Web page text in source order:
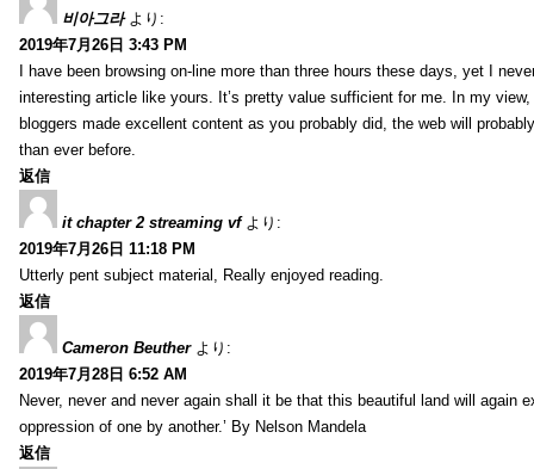
비아그라 より:
2019年7月26日 3:43 PM
I have been browsing on-line more than three hours these days, yet I
interesting article like yours. It’s pretty value sufficient for me. In my
bloggers made excellent content as you probably did, the web will
than ever before.
返信
it chapter 2 streaming vf より:
2019年7月26日 11:18 PM
Utterly pent subject material, Really enjoyed reading.
返信
Cameron Beuther より:
2019年7月28日 6:52 AM
Never, never and never again shall it be that this beautiful land will again
oppression of one by another.’ By Nelson Mandela
返信